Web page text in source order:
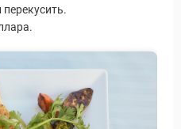
Виза в Индию